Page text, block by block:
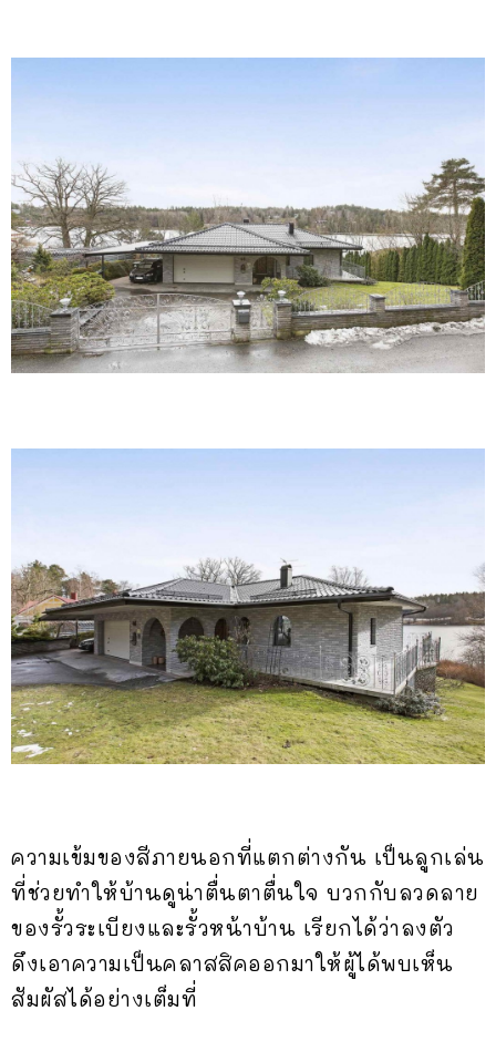
ความเข้มของสีภายนอกที่แตกต่างกัน เป็นลูกเล่น
ที่ช่วยทำให้บ้านดูน่าตื่นตาตื่นใจ บวกกับลวดลาย
ของรั้วระเบียงและรั้วหน้าบ้าน เรียกได้ว่าลงตัว
ดึงเอาความเป็นคลาสสิคออกมาให้ผู้ได้พบเห็น
สัมผัสได้อย่างเต็มที่